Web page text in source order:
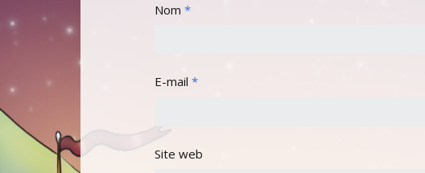
Nom *
E-mail *
Site web